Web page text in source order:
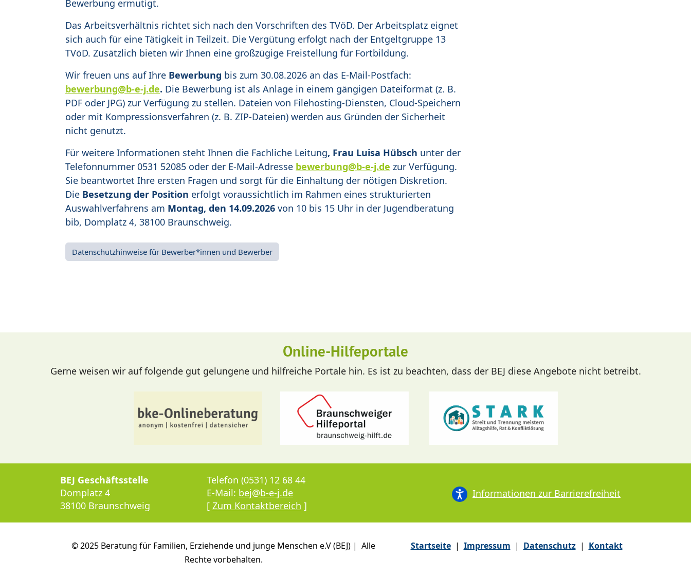
Bewerbung ermutigt.
Das Arbeitsverhältnis richtet sich nach den Vorschriften des TVöD. Der Arbeitsplatz eignet
sich auch für eine Tätigkeit in Teilzeit. Die Vergütung erfolgt nach der Entgeltgruppe 13
TVöD. Zusätzlich bieten wir Ihnen eine großzügige Freistellung für Fortbildung.
Wir freuen uns auf Ihre Bewerbung bis zum 30.08.2026 an das E-Mail-Postfach:
bewerbung@b-e-j.de. Die Bewerbung ist als Anlage in einem gängigen Dateiformat (z. B.
PDF oder JPG) zur Verfügung zu stellen. Dateien von Filehosting-Diensten, Cloud-Speichern
oder mit Kompressionsverfahren (z. B. ZIP-Dateien) werden aus Gründen der Sicherheit
nicht genutzt.
Für weitere Informationen steht Ihnen die Fachliche Leitung, Frau Luisa Hübsch unter der
Telefonnummer 0531 52085 oder der E-Mail-Adresse bewerbung@b-e-j.de zur Verfügung.
Sie beantwortet Ihre ersten Fragen und sorgt für die Einhaltung der nötigen Diskretion.
Die Besetzung der Position erfolgt voraussichtlich im Rahmen eines strukturierten
Auswahlverfahrens am Montag, den 14.09.2026 von 10 bis 15 Uhr in der Jugendberatung
bib, Domplatz 4, 38100 Braunschweig.
Datenschutzhinweise für Bewerber*innen und Bewerber
Online-Hilfeportale
Gerne weisen wir auf folgende gut gelungene und hilfreiche Portale hin. Es ist zu beachten, dass der BEJ diese Angebote nicht betreibt.
BEJ Geschäftsstelle
Domplatz 4
38100 Braunschweig
Telefon (0531) 12 68 44
E-Mail: bej@b-e-j.de
[ Zum Kontaktbereich ]
Informationen zur Barrierefreiheit
© 2025 Beratung für Familien, Erziehende und junge Menschen e.V (BEJ) | Alle
Rechte vorbehalten.
Startseite | Impressum | Datenschutz | Kontakt